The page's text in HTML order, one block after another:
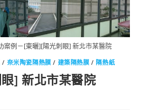
案例－[東曬][陽光刺眼] 新北市某醫院
/ 奈米陶瓷隔熱膜 / 建築隔熱膜 / 隔熱紙
] 新北市某醫院